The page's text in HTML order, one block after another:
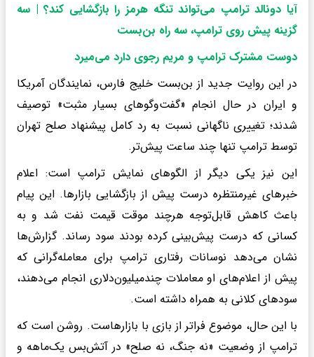
آیا دونالد ترامپ می‌تواند تنگه هرمز را بازگشایی کند؟ | سه
گزینه پیش روی ترامپ، سه راه بن‌بست
دوست مشترک ترامپ و مریم رجوی دارد می‌میرد
در این روایت جدید از بن‌بست خلیج فارس، نمایندگان آمریکا
و ایران در حال انجام «گفت‌وگوهای بسیار مثبت» توصیف
شدند؛ تغییری ناگهانی نسبت به رد کامل پیشنهاد صلح تهران
توسط ترامپ تنها چند ساعت پیش‌تر.
این نیز یکی دیگر از الگوهای نمایش ترامپ است: اعلام
خبرهای غیرمنتظره درست پیش از بازگشایی بازارها. این پیام
باعث کاهش قابل‌توجه هرچند موقت قیمت نفت شد و به
کسانی که درست پیش‌بینی کرده بودند سود رساند. گزارش‌ها
نشان می‌دهد نوسانات رفتاری ترامپ برای معامله‌گرانی که
پیش از اعلام‌های او معاملات چندمیلیون‌دلاری انجام می‌دهند،
سودهای کلانی به همراه داشته است.
با این حال، موضوع فراتر از بازی با بازارهاست. روشن است که
ترامپ از وضعیت «نه جنگ، نه صلح» در آتش‌بس یک‌ماهه و